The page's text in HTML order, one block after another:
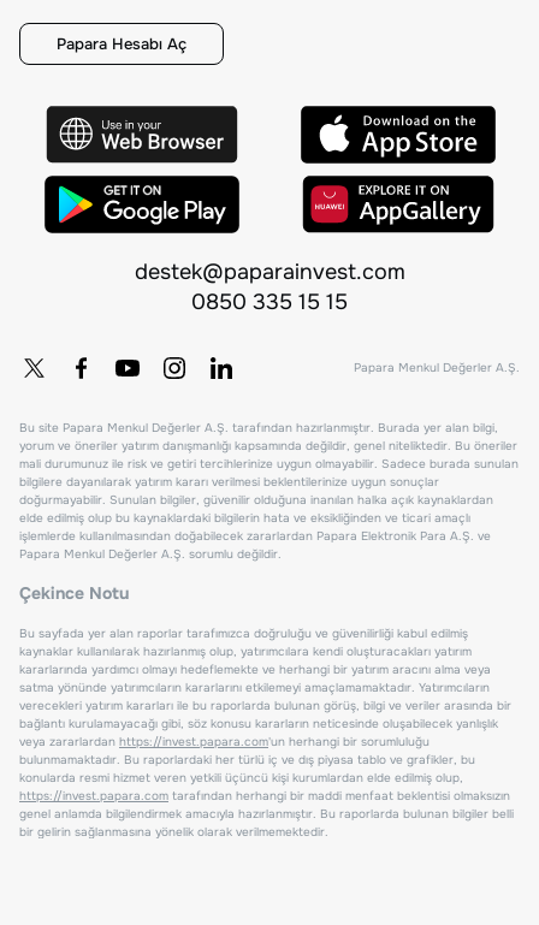
Papara Hesabı Aç
destek@paparainvest.com
0850 335 15 15
Papara Menkul Değerler A.Ş.
Bu site Papara Menkul Değerler A.Ş. tarafından hazırlanmıştır. Burada yer alan bilgi,
yorum ve öneriler yatırım danışmanlığı kapsamında değildir, genel niteliktedir. Bu öneriler
mali durumunuz ile risk ve getiri tercihlerinize uygun olmayabilir. Sadece burada sunulan
bilgilere dayanılarak yatırım kararı verilmesi beklentilerinize uygun sonuçlar
doğurmayabilir. Sunulan bilgiler, güvenilir olduğuna inanılan halka açık kaynaklardan
elde edilmiş olup bu kaynaklardaki bilgilerin hata ve eksikliğinden ve ticari amaçlı
işlemlerde kullanılmasından doğabilecek zararlardan Papara Elektronik Para A.Ş. ve
Papara Menkul Değerler A.Ş. sorumlu değildir.
Çekince Notu
Bu sayfada yer alan raporlar tarafımızca doğruluğu ve güvenilirliği kabul edilmiş
kaynaklar kullanılarak hazırlanmış olup, yatırımcılara kendi oluşturacakları yatırım
kararlarında yardımcı olmayı hedeflemekte ve herhangi bir yatırım aracını alma veya
satma yönünde yatırımcıların kararlarını etkilemeyi amaçlamamaktadır. Yatırımcıların
verecekleri yatırım kararları ile bu raporlarda bulunan görüş, bilgi ve veriler arasında bir
bağlantı kurulamayacağı gibi, söz konusu kararların neticesinde oluşabilecek yanlışlık
veya zararlardan https://invest.papara.com'un herhangi bir sorumluluğu
bulunmamaktadır. Bu raporlardaki her türlü iç ve dış piyasa tablo ve grafikler, bu
konularda resmi hizmet veren yetkili üçüncü kişi kurumlardan elde edilmiş olup,
https://invest.papara.com tarafından herhangi bir maddi menfaat beklentisi olmaksızın
genel anlamda bilgilendirmek amacıyla hazırlanmıştır. Bu raporlarda bulunan bilgiler belli
bir gelirin sağlanmasına yönelik olarak verilmemektedir.